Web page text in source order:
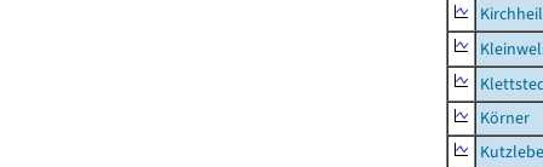
Körner